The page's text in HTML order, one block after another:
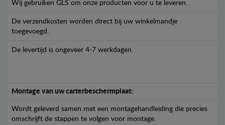
Wij gebruiken GLS om onze producten voor u te leveren.
De verzendkosten worden direct bij uw winkelmandje
toegevoegd.
De levertijd is ongeveer 4-7 werkdagen.
Montage van uw carterbeschermplaat:
Wordt geleverd samen met een montagehandleiding die precies
omschrijft de stappen te volgen voor montage.